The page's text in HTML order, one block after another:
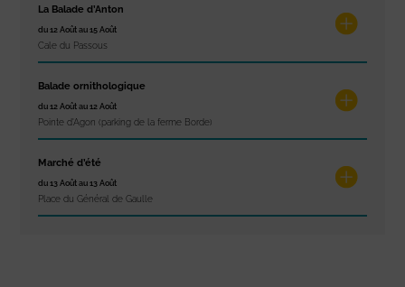
La Balade d’Anton
du 12 Août au 15 Août
Cale du Passous
Balade ornithologique
du 12 Août au 12 Août
Pointe d'Agon (parking de la ferme Borde)
Marché d’été
du 13 Août au 13 Août
Place du Général de Gaulle